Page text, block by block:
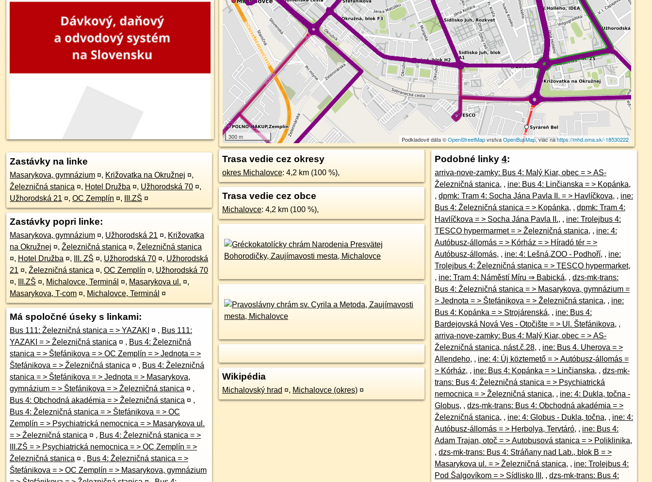
300 m Podkladové dáta ©OpenStreetMapvrstvaOpenBusMap, viac nahttps://mhd.oma.sk/-18530222
Zastávky na linke
Masarykova, gymnázium ¤, Križovatka na Okružnej ¤,
Železničná stanica ¤, Hotel Družba ¤, Užhorodská 70 ¤,
Užhorodská 21 ¤, OC Zemplín ¤, III.ZŠ ¤
Zastávky popri linke:
Masarykova, gymnázium ¤, Užhorodská 21 ¤, Križovatka
na Okružnej ¤, Železničná stanica ¤, Železničná stanica
¤, Hotel Družba ¤, III. ZŠ ¤, Užhorodská 70 ¤, Užhorodská
21 ¤, Železničná stanica ¤, OC Zemplín ¤, Užhorodská 70
¤, III.ZŠ ¤, Michalovce, Terminál ¤, Masarykova ul. ¤,
Masarykova, T-com ¤, Michalovce, Terminál ¤
Má spoločné úseky s linkami:
Bus 111: Železničná stanica = > YAZAKI ¤ , Bus 111:
YAZAKI = > Železničná stanica ¤ , Bus 4: Železničná
stanica = > Štefánikova = > OC Zemplín = > Jednota = >
Štefánikova = > Železničná stanica ¤ , Bus 4: Železničná
stanica = > Štefánikova = > Jednota = > Masarykova,
gymnázium = > Štefánikova = > Železničná stanica ¤ ,
Bus 4: Obchodná akadémia = > Železničná stanica ¤ ,
Bus 4: Železničná stanica = > Štefánikova = > OC
Zemplín = > Psychiatrická nemocnica = > Masarykova ul.
= > Železničná stanica ¤ , Bus 4: Železničná stanica = >
III.ZŠ = > Psychiatrická nemocnica = > OC Zemplín = >
Železničná stanica ¤ , Bus 4: Železničná stanica = >
Štefánikova = > OC Zemplín = > Masarykova, gymnázium
Trasa vedie cez okresy
okres Michalovce: 4,2 km (100 %),
Trasa vedie cez obce
Michalovce: 4,2 km (100 %),
Wikipédia
Michalovský hrad ¤, Michalovce (okres) ¤
Podobné linky 4:
arriva-nove-zamky: Bus 4: Malý Kiar, obec = > AS-
Železničná stanica, , ine: Bus 4: Linčianska = > Kopánka,
,
dpmk: Tram 4: Socha Jána Pavla II. = > Havlíčkova, , ine:
Bus 4: Železničná stanica = > Kopánka, , dpmk: Tram 4:
Havlíčkova = > Socha Jána Pavla II., , ine: Trolejbus 4:
TESCO hypermarmet = > Železničná stanica, , ine: 4:
Autóbusz-állomás = > Kórház = > Híradó tér = >
Autóbusz-állomás, , ine: 4: Lešná,ZOO - Podhoří, , ine:
Trolejbus 4: Železničná stanica = > TESCO hypermarket,
, ine: Tram 4: Náměstí Míru ⇒ Babická, , dzs-mk-trans:
Bus 4: Železničná stanica = > Masarykova, gymnázium =
> Jednota = > Štefánikova = > Železničná stanica, , ine:
Bus 4: Kopánka = > Strojárenská, , ine: Bus 4:
Bardejovská Nová Ves - Otočište = > Ul. Štefánikova, ,
arriva-nove-zamky: Bus 4: Malý Kiar, obec = > AS-
Železničná stanica, nást.č.28, , ine: Bus 4. Uherova = >
Allendeho, , ine: 4: Új köztemető = > Autóbusz-állomás =
> Kórház, , ine: Bus 4: Kopánka = > Linčianska, , dzs-mk-
trans: Bus 4: Železničná stanica = > Psychiatrická
nemocnica = > Železničná stanica, , ine: 4: Dukla, točna -
Globus, , dzs-mk-trans: Bus 4: Obchodná akadémia = >
Železničná stanica, , ine: 4: Globus - Dukla, točna, , ine: 4:
Autóbusz-állomás = > Herbolya, Tervtáró, , ine: Bus 4:
Adam Trajan, otoč = > Autobusová stanica = > Poliklinika,
, dzs-mk-trans: Bus 4: Stráňany nad Lab., blok B = >
Masarykova ul. = > Železničná stanica, , ine: Trolejbus 4:
Pod Šalgovíkom = > Sídlisko III , , dzs-mk-trans: Bus 4: